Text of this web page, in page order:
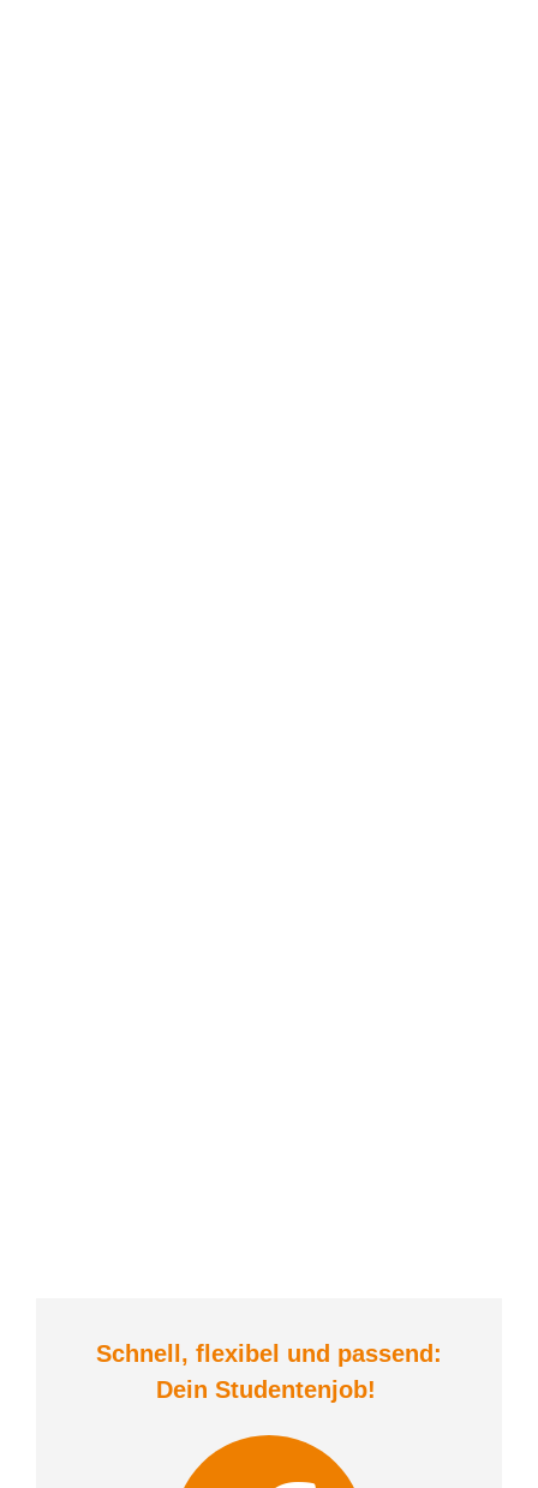
Schnell, flexibel und passend:
Dein Studentenjob!